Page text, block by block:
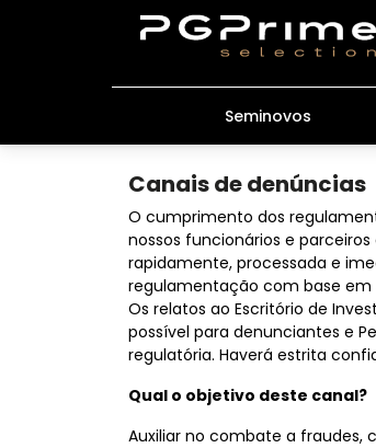
Seminovos
Canais de denúncias
O cumprimento dos
nossos funcionários e
rapidamente, processada e
regulamentação com base em
Os relatos ao Escritório de
possível para denunciantes e
regulatória. Haverá estrita
Qual o objetivo deste canal?
Auxiliar no combate a fraudes,